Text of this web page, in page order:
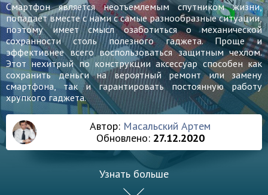
Смартфон является неотъемлемым спутником жизни,
попадает вместе с нами с самые разнообразные ситуации,
поэтому имеет смысл озаботиться о механической
сохранности столь полезного гаджета. Проще и
эффективнее всего воспользоваться защитным чехлом.
Этот нехитрый по конструкции аксессуар способен как
сохранить деньги на вероятный ремонт или замену
смартфона, так и гарантировать постоянную работу
хрупкого гаджета.
Автор: Масальский Артем
Обновлено: 27.12.2020
Узнать больше